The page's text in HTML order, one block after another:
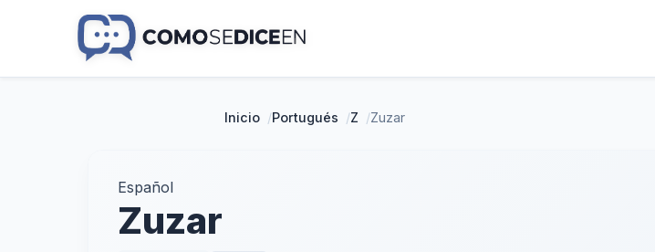
Inicio /Portugués /Z /Zuzar
Español
Zuzar